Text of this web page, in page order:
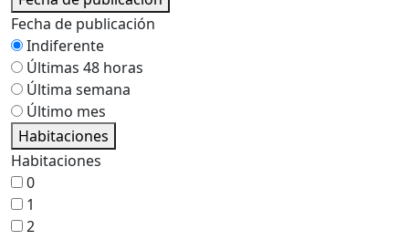
Fecha de publicación
Indiferente
Últimas 48 horas
Última semana
Último mes
Habitaciones
Habitaciones
0
1
2